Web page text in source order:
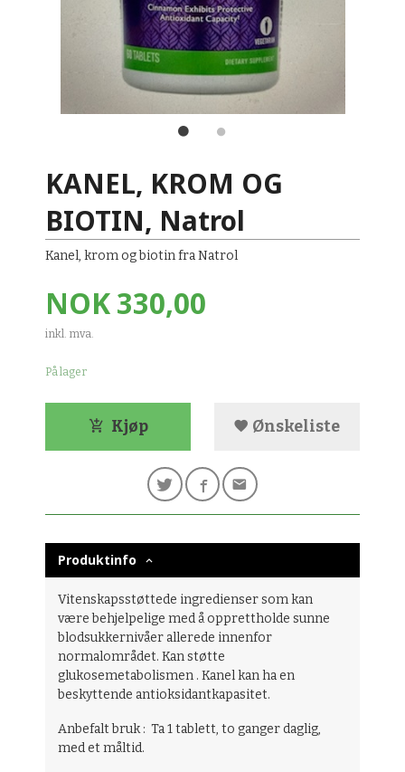
KANEL, KROM OG
BIOTIN, Natrol
Kanel, krom og biotin fra Natrol
Pris
NOK330,00
inkl. mva.
På lager
Kjøp Ønskeliste
Produktinfo
Vitenskapsstøttede ingredienser som kan
være behjelpelige med å opprettholde sunne
blodsukkernivåer allerede innenfor
normalområdet. Kan støtte
glukosemetabolismen . Kanel kan ha en
beskyttende antioksidantkapasitet.
Anbefalt bruk : Ta 1 tablett, to ganger daglig,
med et måltid.